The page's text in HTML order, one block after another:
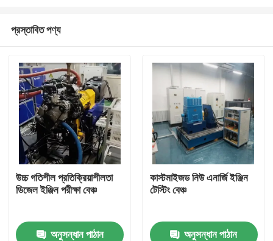
প্রস্তাবিত পণ্য
উচ্চ গতিশীল প্রতিক্রিয়াশীলতা
ডিজেল ইঞ্জিন পরীক্ষা বেঞ্চ
অনুসন্ধান পাঠান
কাস্টমাইজড নিউ এনার্জি ইঞ্জিন
টেস্টিং বেঞ্চ
অনুসন্ধান পাঠান